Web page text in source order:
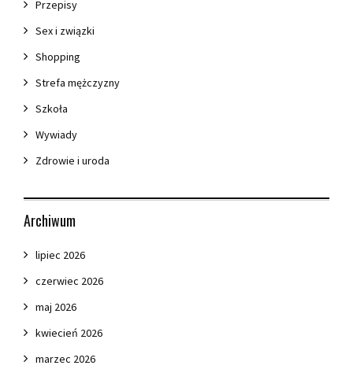
Przepisy
Sex i związki
Shopping
Strefa mężczyzny
Szkoła
Wywiady
Zdrowie i uroda
Archiwum
lipiec 2026
czerwiec 2026
maj 2026
kwiecień 2026
marzec 2026